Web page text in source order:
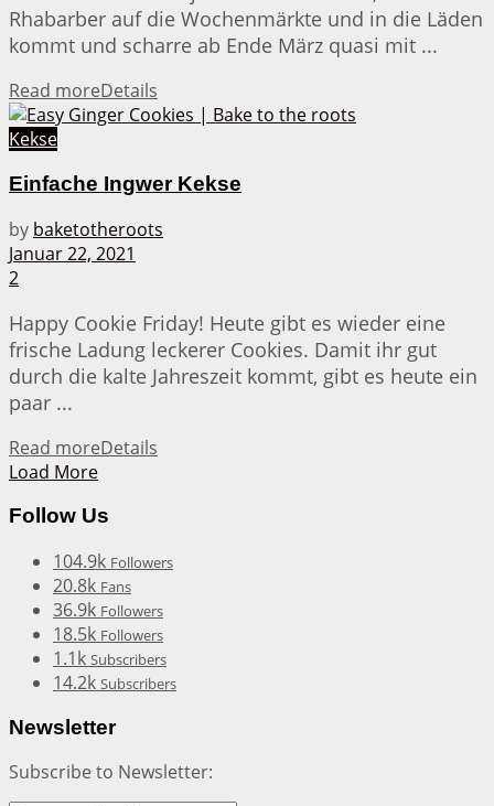
Rhabarber auf die Wochenmärkte und in die Läden
kommt und scharre ab Ende März quasi mit ...
Read moreDetails
Kekse
Einfache Ingwer Kekse
by baketotheroots
Januar 22, 2021
2
Happy Cookie Friday! Heute gibt es wieder eine
frische Ladung leckerer Cookies. Damit ihr gut
durch die kalte Jahreszeit kommt, gibt es heute ein
paar ...
Read moreDetails
Load More
Follow Us
104.9k Followers
20.8k Fans
36.9k Followers
18.5k Followers
1.1k Subscribers
14.2k Subscribers
Newsletter
Subscribe to Newsletter: